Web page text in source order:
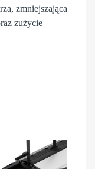
zmniejszająca
zużycie